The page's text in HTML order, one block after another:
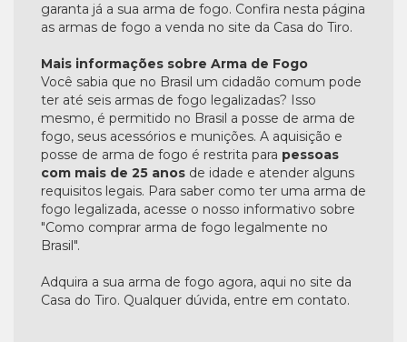
garanta já a sua arma de fogo. Confira nesta página
as armas de fogo a venda no site da Casa do Tiro.
Mais informações sobre Arma de Fogo
Você sabia que no Brasil um cidadão comum pode
ter até seis armas de fogo legalizadas? Isso
mesmo, é permitido no Brasil a posse de arma de
fogo, seus acessórios e munições. A aquisição e
posse de arma de fogo é restrita para pessoas
com mais de 25 anos de idade e atender alguns
requisitos legais. Para saber como ter uma arma de
fogo legalizada, acesse o nosso informativo sobre
"Como comprar arma de fogo legalmente no
Brasil".
Adquira a sua arma de fogo agora, aqui no site da
Casa do Tiro. Qualquer dúvida, entre em contato.